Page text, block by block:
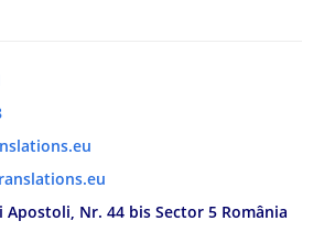
Nr. 44 bis Sector 5 România